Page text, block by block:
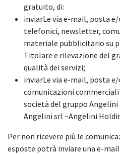
gratuito, di:
inviarLe via e-mail, posta
telefonici, newsletter,
materiale pubblicitario su
Titolare e rilevazione del
qualità dei servizi;
inviarLe via e-mail, posta
comunicazioni
società del gruppo
Angelini srl –Angelini
Per non ricevere più le
esposte potrà inviare una e-